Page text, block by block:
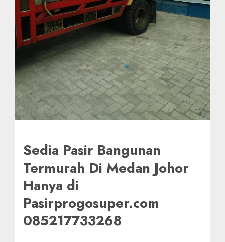
Sedia Pasir Bangunan
Termurah Di Medan Johor
Hanya di
Pasirprogosuper.com
085217733268